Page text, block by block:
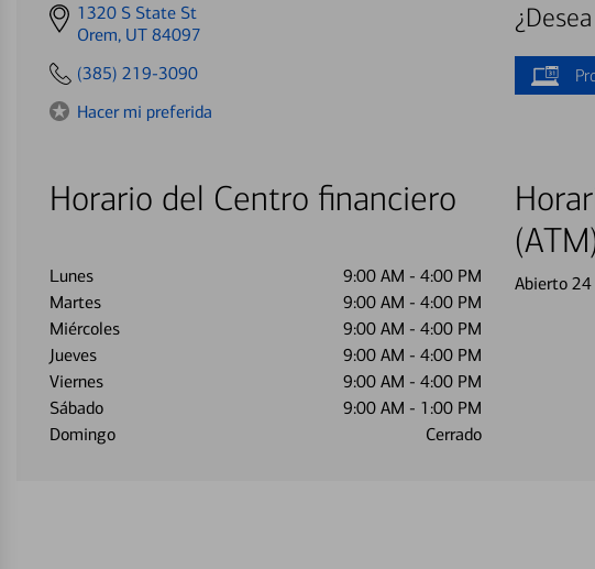
Get
directions
1320 S State St
Orem, UT 84097
(385) 219-3090
Hacer mi preferida
Horario del Centro financiero
Lunes 9:00 AM - 4:00 PM
Martes
9:00 AM - 4:00 PM
Miércoles
9:00 AM - 4:00 PM
Jueves
9:00 AM - 4:00 PM
Viernes
9:00 AM - 4:00 PM
Sábado
9:00 AM - 1:00 PM
Domingo
Cerrado
Abierto 24